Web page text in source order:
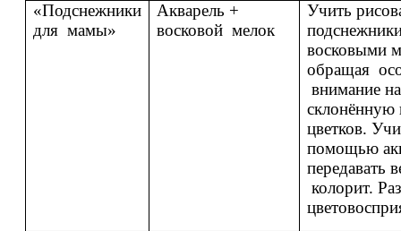
«Подснежники
для мамы»
Акварель +
восковой мелок
Учить
восковыми
обращая
внимание на
склонённую
цветков.
помощью
передавать
колорит.